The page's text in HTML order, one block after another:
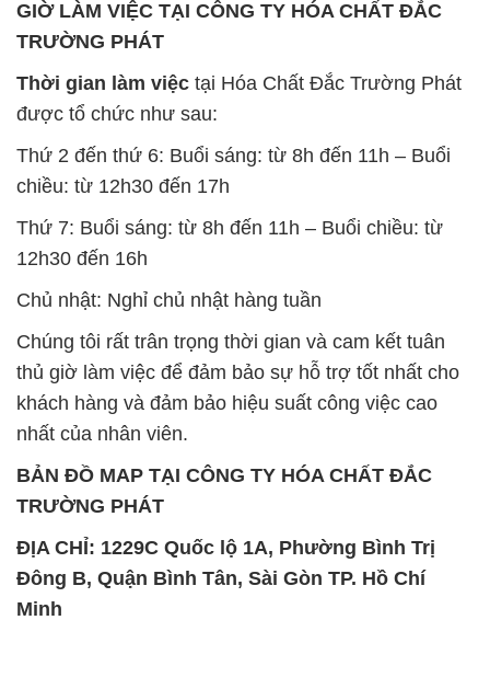
GIỜ LÀM VIỆC TẠI CÔNG TY HÓA CHẤT ĐẮC
TRƯỜNG PHÁT
Thời gian làm việc tại Hóa Chất Đắc Trường Phát
được tổ chức như sau:
Thứ 2 đến thứ 6: Buổi sáng: từ 8h đến 11h – Buổi
chiều: từ 12h30 đến 17h
Thứ 7: Buổi sáng: từ 8h đến 11h – Buổi chiều: từ
12h30 đến 16h
Chủ nhật: Nghỉ chủ nhật hàng tuần
Chúng tôi rất trân trọng thời gian và cam kết tuân
thủ giờ làm việc để đảm bảo sự hỗ trợ tốt nhất cho
khách hàng và đảm bảo hiệu suất công việc cao
nhất của nhân viên.
BẢN ĐỒ MAP TẠI CÔNG TY HÓA CHẤT ĐẮC
TRƯỜNG PHÁT
ĐỊA CHỈ: 1229C Quốc lộ 1A, Phường Bình Trị
Đông B, Quận Bình Tân, Sài Gòn TP. Hồ Chí
Minh